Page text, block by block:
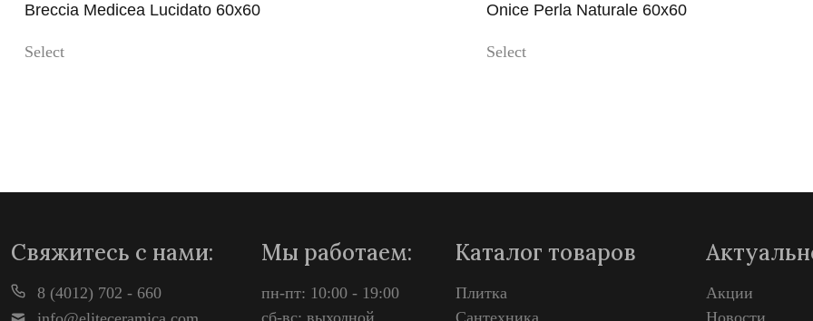
Breccia Medicea Lucidato 60x60
Select
Onice Perla Naturale 60x60
Select
Свяжитесь с нами:
8 (4012) 702 - 660
Мы работаем:
пн-пт: 10:00 - 19:00
сб-вс: выходной
Каталог товаров
Плитка
Сантехника
Акции
Новости